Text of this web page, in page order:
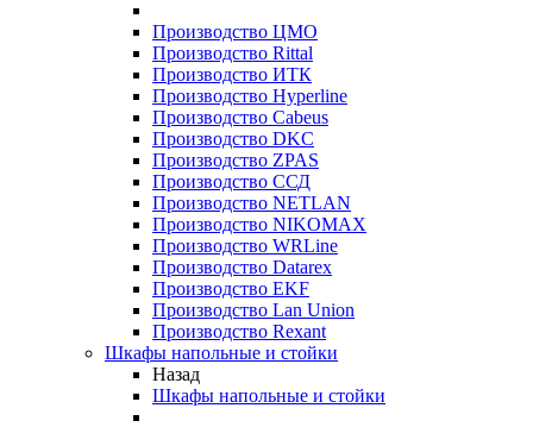
Производство ЦМО
Производство Rittal
Производство ИТК
Производство Hyperline
Производство Cabeus
Производство DKC
Производство ZPAS
Производство ССД
Производство NETLAN
Производство NIKOMAX
Производство WRLine
Производство Datarex
Производство EKF
Производство Lan Union
Производство Rexant
Шкафы напольные и стойки
Назад
Шкафы напольные и стойки